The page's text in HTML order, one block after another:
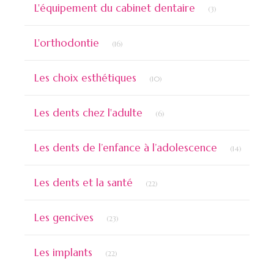
L'équipement du cabinet dentaire (3)
L'orthodontie (16)
Les choix esthétiques (10)
Les dents chez l'adulte (6)
Les dents de l’enfance à l’adolescence (14)
Les dents et la santé (22)
Les gencives (23)
Les implants (22)